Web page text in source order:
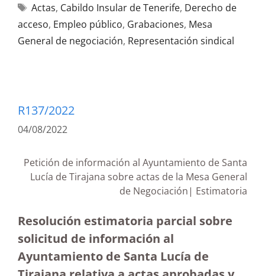
Actas, Cabildo Insular de Tenerife, Derecho de
acceso, Empleo público, Grabaciones, Mesa
General de negociación, Representación sindical
R137/2022
04/08/2022
Petición de información al Ayuntamiento de Santa
Lucía de Tirajana sobre actas de la Mesa General
de Negociación| Estimatoria
Resolución estimatoria parcial sobre
solicitud de información al
Ayuntamiento de Santa Lucía de